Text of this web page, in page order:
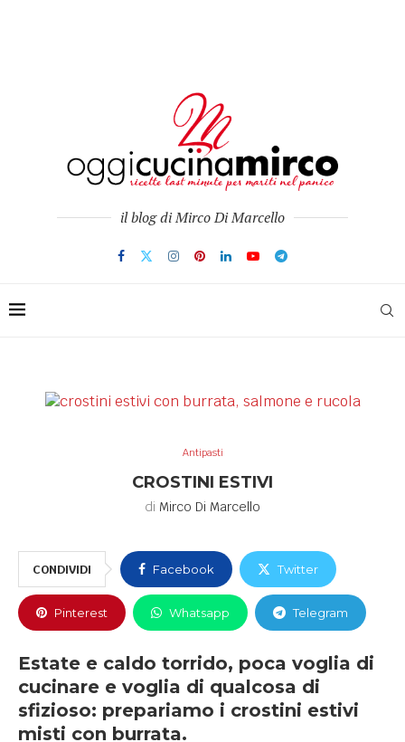
il blog di Mirco Di Marcello
Antipasti
CROSTINI ESTIVI
di Mirco Di Marcello
CONDIVIDI Facebook Twitter
Pinterest Whatsapp Telegram
Estate e caldo torrido, poca voglia di
cucinare e voglia di qualcosa di
sfizioso: prepariamo i crostini estivi
misti con burrata.